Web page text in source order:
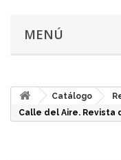
MENÚ
Catálogo
Calle del Aire. Revista